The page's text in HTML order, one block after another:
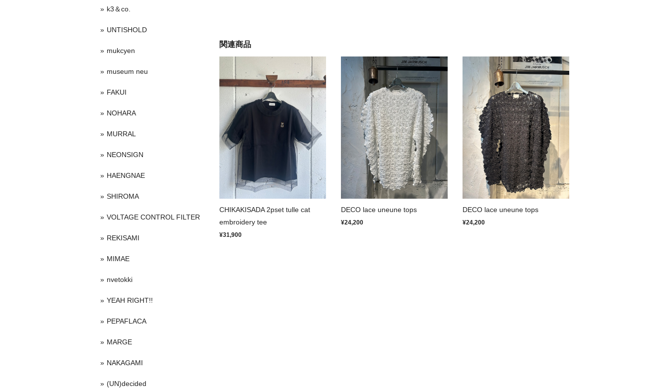
関連商品
CHIKAKISADA 2pset tulle cat
embroidery tee
¥31,900
DECO lace uneune tops
¥24,200
DECO lace uneune tops
¥24,200
k3＆co.
UNTISHOLD
mukcyen
museum neu
FAKUI
NOHARA
MURRAL
NEONSIGN
HAENGNAE
SHIROMA
VOLTAGE CONTROL FILTER
REKISAMI
MIMAE
nvetokki
YEAH RIGHT!!
PEPAFLACA
MARGE
NAKAGAMI
(UN)decided